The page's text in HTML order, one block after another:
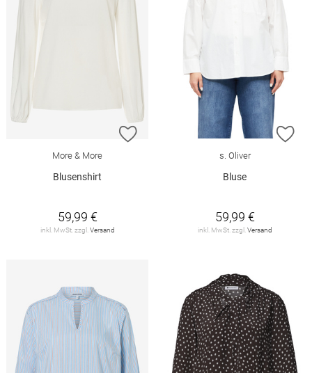
ZUR WUNSCHLISTE HINZUFÜGEN
More & More
Blusenshirt
59,99 €
inkl. MwSt. zzgl. Versand
s. Oliver
Bluse
59,99 €
inkl. MwSt. zzgl. Versand